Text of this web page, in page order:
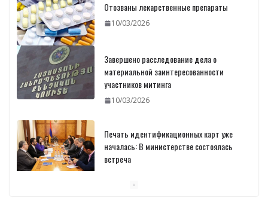
Отозваны лекарственные препараты
10/03/2026
Завершено расследование дела о
материальной заинтересованности
участников митинга
10/03/2026
Печать идентификационных карт уже
началась: В министерстве состоялась
встреча